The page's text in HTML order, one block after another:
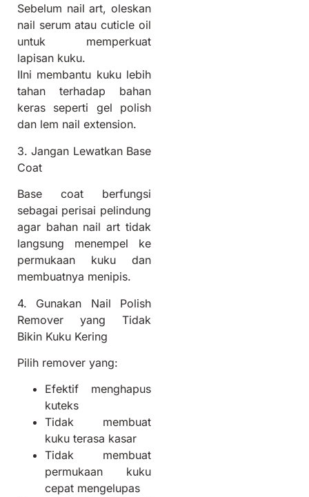
Sebelum nail art, oleskan
nail serum atau cuticle oil
untuk memperkuat
lapisan kuku.
IIni membantu kuku lebih
tahan terhadap bahan
keras seperti gel polish
dan lem nail extension.
3. Jangan Lewatkan Base
Coat
Base coat berfungsi
sebagai perisai pelindung
agar bahan nail art tidak
langsung menempel ke
permukaan kuku dan
membuatnya menipis.
4. Gunakan Nail Polish
Remover yang Tidak
Bikin Kuku Kering
Pilih remover yang:
Efektif menghapus
kuteks
Tidak membuat
kuku terasa kasar
Tidak membuat
permukaan kuku
cepat mengelupas